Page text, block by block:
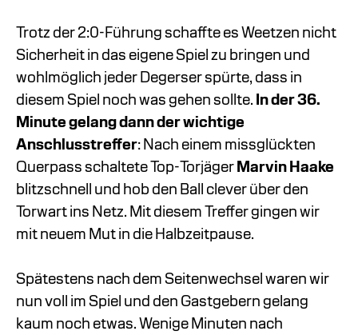
Trotz der 2:0-Führung schaffte es Weetzen nicht
Sicherheit in das eigene Spiel zu bringen und
wohlmöglich jeder Degerser spürte, dass in
diesem Spiel noch was gehen sollte. In der 36.
Minute gelang dann der wichtige
Anschlusstreffer: Nach einem missglückten
Querpass schaltete Top-Torjäger Marvin Haake
blitzschnell und hob den Ball clever über den
Torwart ins Netz. Mit diesem Treffer gingen wir
mit neuem Mut in die Halbzeitpause.
Spätestens nach dem Seitenwechsel waren wir
nun voll im Spiel und den Gastgebern gelang
kaum noch etwas. Wenige Minuten nach